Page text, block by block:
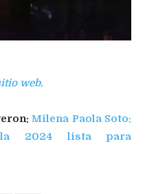
web.
Milena Paola Soto:
2024 lista para